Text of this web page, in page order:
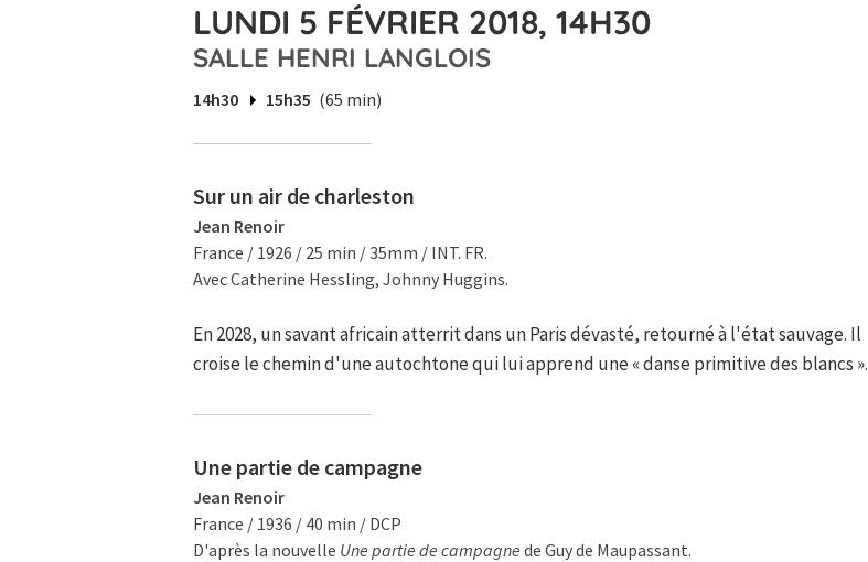
LUNDI 5 FÉVRIER 2018, 14H30
SALLE HENRI LANGLOIS
14h30 15h35 (65 min)
Sur un air de charleston
Jean Renoir
France / 1926 / 25 min / 35mm / INT. FR.
Avec Catherine Hessling, Johnny Huggins.
En 2028, un savant africain atterrit dans un Paris dévasté, retourné à l'état sauvage. Il
croise le chemin d'une autochtone qui lui apprend une « danse primitive des blancs ».
Une partie de campagne
Jean Renoir
France / 1936 / 40 min / DCP
D'après la nouvelle Une partie de campagne de Guy de Maupassant.